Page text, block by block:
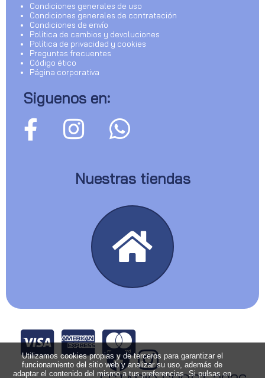
Condiciones generales de uso
Condiciones generales de contratación
Condiciones de envío
Política de cambios y devoluciones
Política de privacidad y cookies
Preguntas frecuentes
Código ético
Página corporativa
Siguenos en:
Nuestras tiendas
Utilizamos cookies propias y de terceros para garantizar el
funcionamiento del sitio web y analizar su uso, además de
adaptar el contenido del mismo a tus preferencias. Si pulsas en